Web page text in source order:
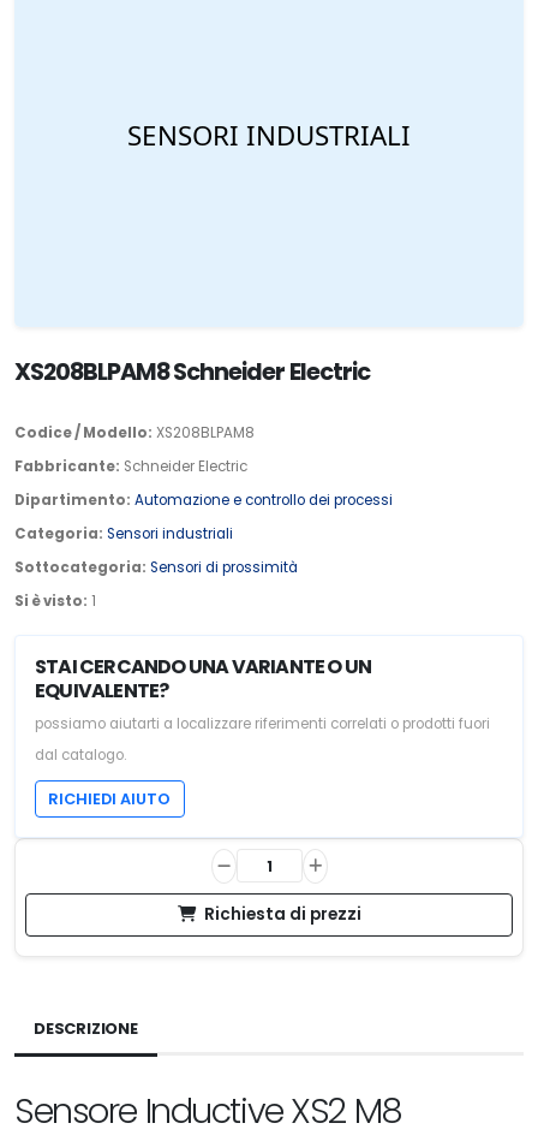
XS208BLPAM8 Schneider Electric
Codice / Modello: XS208BLPAM8
Fabbricante: Schneider Electric
Dipartimento: Automazione e controllo dei processi
Categoria: Sensori industriali
Sottocategoria: Sensori di prossimità
Si è visto: 1
STAI CERCANDO UNA VARIANTE O UN
EQUIVALENTE?
possiamo aiutarti a localizzare riferimenti correlati o prodotti fuori
dal catalogo.
RICHIEDI AIUTO
Richiesta di prezzi
DESCRIZIONE
Sensore Inductive XS2 M8